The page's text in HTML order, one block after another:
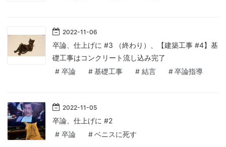
2022-11-06
卒論、仕上げに #3 （終わり）、【建築工事 #4】基
礎工事はコンクリート流し込み完了
# 卒論 # 基礎工事 # 結言 # 卒論指導
2022-11-05
卒論、仕上げに #2
# 卒論 # ベニスに死す